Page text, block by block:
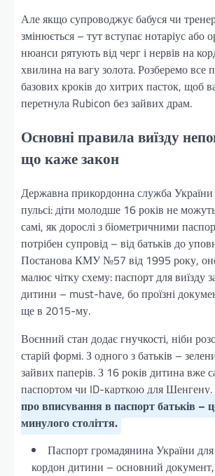
Але якщо супроводжує бабуся чи
змінюється – тут вступає нотаріус або
нюанси рятують від черг і нервів на
хвилина на вагу золота. Розберемо все
базових кроків до хитрих пасток, щоб
перетнула Rubicon без зайвих драм.
Основні правила виїзду
що каже закон
Державна прикордонна служба
пульсі: діти молодше 16 років не
самі, як дорослі з біометричними
потрібен супровід – від батьків до
Постанова КМУ №57 від 1995 року,
малює чітку схему: паспорт для виїзду
дитини – must-have, бо проїзні
ще в 2015-му.
Воєнний стан додає гнучкості, ніби
старій формі. З одного з батьків –
зайвих паперів. З 16 років дитина вже
паспортом чи ID-карткою для Шенгену.
про вписування в паспорт батьків –
минулого століття.
Паспорт громадянина України для
кордон дитини – основний